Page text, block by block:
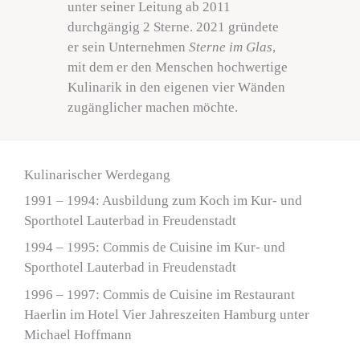
unter seiner Leitung ab 2011
durchgängig 2 Sterne. 2021 gründete
er sein Unternehmen Sterne im Glas,
mit dem er den Menschen hochwertige
Kulinarik in den eigenen vier Wänden
zugänglicher machen möchte.
Kulinarischer Werdegang
1991 – 1994: Ausbildung zum Koch im Kur- und
Sporthotel Lauterbad in Freudenstadt
1994 – 1995: Commis de Cuisine im Kur- und
Sporthotel Lauterbad in Freudenstadt
1996 – 1997: Commis de Cuisine im Restaurant
Haerlin im Hotel Vier Jahreszeiten Hamburg unter
Michael Hoffmann